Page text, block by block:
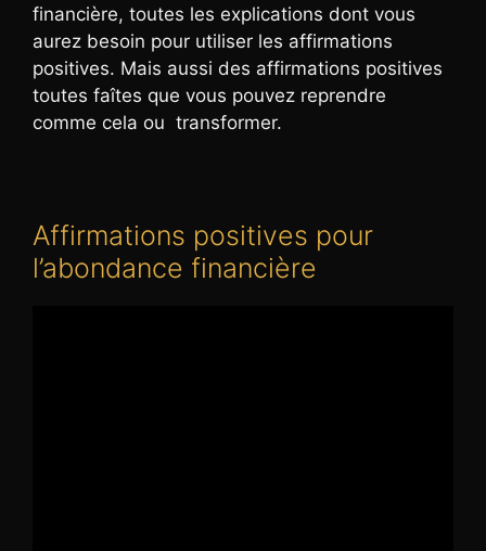
financière, toutes les explications dont vous
aurez besoin pour utiliser les affirmations
positives. Mais aussi des affirmations positives
toutes faîtes que vous pouvez reprendre
comme cela ou transformer.
Affirmations positives pour
l’abondance financière